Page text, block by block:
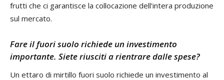
frutti che ci garantisce la collocazione dell’intera produzione
sul mercato.
Fare il fuori suolo richiede un investimento
importante. Siete riusciti a rientrare dalle spese?
Un ettaro di mirtillo fuori suolo richiede un investimento al